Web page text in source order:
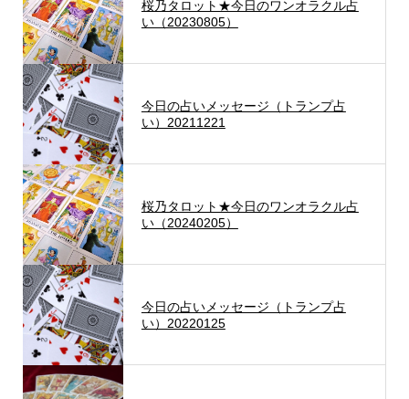
桜乃タロット★今日のワンオラクル占
い（20230805）
今日の占いメッセージ（トランプ占
い）20211221
桜乃タロット★今日のワンオラクル占
い（20240205）
今日の占いメッセージ（トランプ占
い）20220125